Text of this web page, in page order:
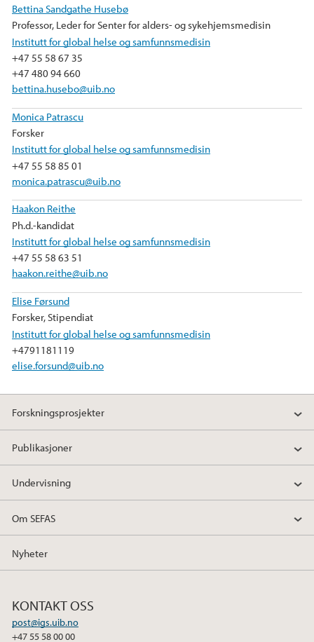
e
d
b
o
o
k
Bettina Sandgathe Husebø
Professor, Leder for Senter for alders- og sykehjemsmedisin
Institutt for global helse og samfunnsmedisin
+47 55 58 67 35
+47 480 94 660
bettina.husebo@uib.no
Monica Patrascu
Forsker
Institutt for global helse og samfunnsmedisin
+47 55 58 85 01
monica.patrascu@uib.no
Haakon Reithe
Ph.d.-kandidat
Institutt for global helse og samfunnsmedisin
+47 55 58 63 51
haakon.reithe@uib.no
Elise Førsund
Forsker, Stipendiat
Institutt for global helse og samfunnsmedisin
+4791181119
elise.forsund@uib.no
Forskningsprosjekter
Publikasjoner
Undervisning
Om SEFAS
Nyheter
KONTAKT OSS
post@igs.uib.no
+47 55 58 00 00